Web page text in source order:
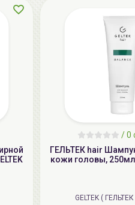
AiliCode Бальзам для волос
увлажняющий, 250мл
19.99 руб.
27.38 руб. -26%
/0
ГЕЛЬТЕК hair
кожи головы, 250мл
GELTEK (